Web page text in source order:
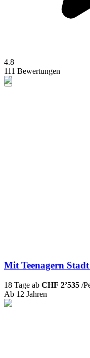
4.8
111 Bewertungen
Mit Teenagern
18 Tage ab CHF 2’535 /
Ab 12 Jahren